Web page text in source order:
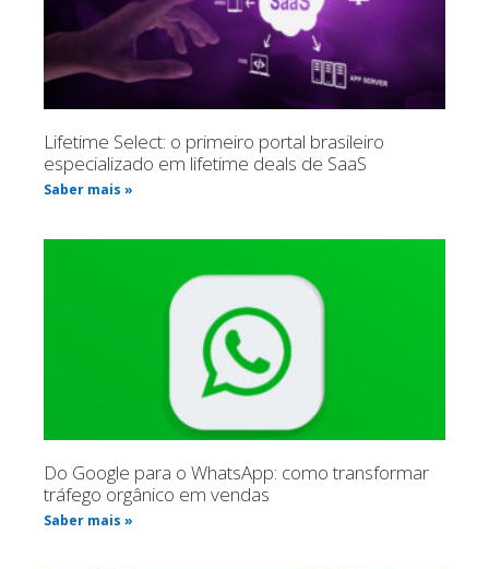
Lifetime Select: o primeiro portal brasileiro
especializado em lifetime deals de SaaS
Saber mais »
Do Google para o WhatsApp: como transformar
tráfego orgânico em vendas
Saber mais »